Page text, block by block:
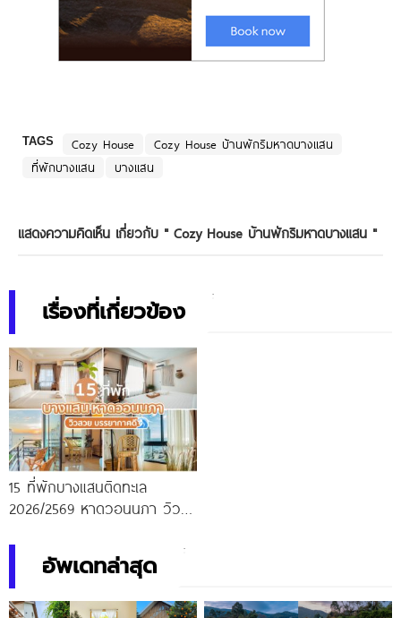
TAGS Cozy House
Cozy House บ้านพักริมหาดบางแสน
ที่พักบางแสน
บางแสน
แสดงความคิดเห็น เกี่ยวกับ " Cozy House บ้านพักริมหาดบางแสน "
เรื่องที่เกี่ยวข้อง
15 ที่พักบางแสนติดทะเล
2026/2569 หาดวอนนภา วิว
อัพเดทล่าสุด